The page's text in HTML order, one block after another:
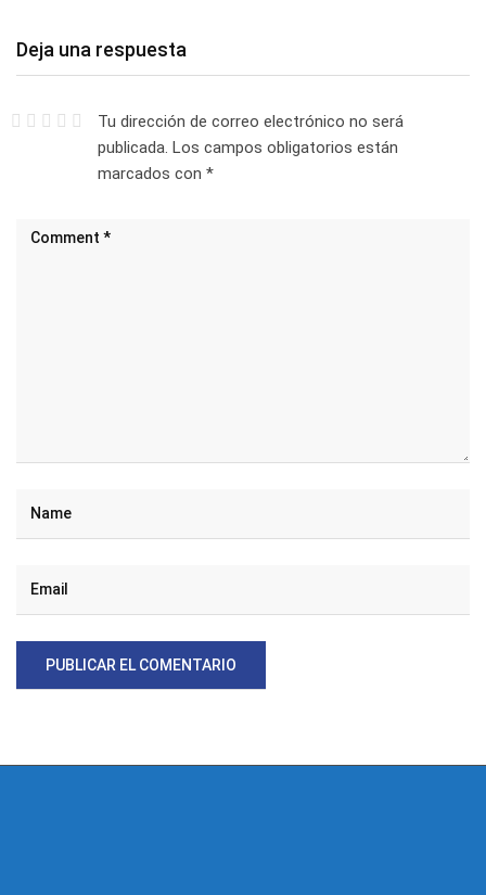
Deja una respuesta
Tu dirección de correo electrónico no será
publicada. Los campos obligatorios están
marcados con *